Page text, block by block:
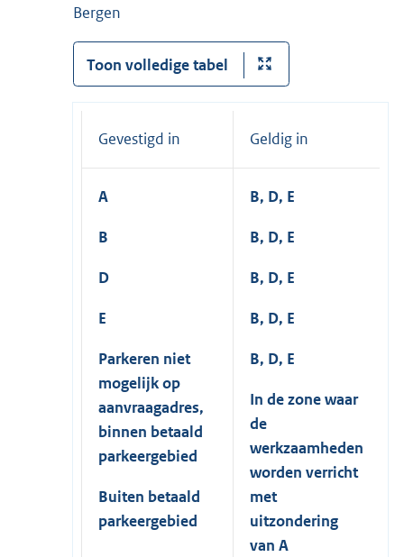
Bergen
Toon volledige tabel
Gevestigd in Geldig in
A
B
D
E
Parkeren niet
mogelijk op
aanvraagadres,
binnen betaald
parkeergebied
Buiten betaald
parkeergebied
B, D, E
B, D, E
B, D, E
B, D, E
B, D, E
In de zone waar
de
werkzaamheden
worden verricht
met
uitzondering
van A